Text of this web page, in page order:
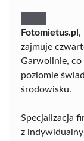
Fotomietus.pl ,
zajmuje
Garwolinie, co
poziomie
środowisku.
Specjalizacja
z